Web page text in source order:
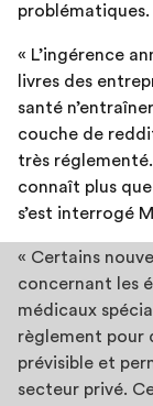
problématiques.
« L’ingérence
livres des
santé
couche de
très
connaît plus
s’est interrogé
« Certains
concernant les
médicaux
règlement pour
prévisible et
secteur privé.